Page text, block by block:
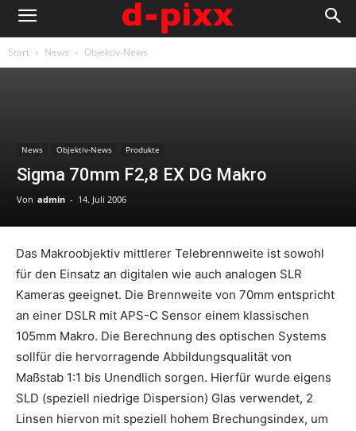
Start News Objektiv-News
News Objektiv-News Produkte
Sigma 70mm F2,8 EX DG Makro
Von admin - 14. Juli 2006
Das Makroobjektiv mittlerer Telebrennweite ist sowohl
für den Einsatz an digitalen wie auch analogen SLR
Kameras geeignet. Die Brennweite von 70mm entspricht
an einer DSLR mit APS-C Sensor einem klassischen
105mm Makro. Die Berechnung des optischen Systems
sollfür die hervorragende Abbildungsqualität von
Maßstab 1:1 bis Unendlich sorgen. Hierfür wurde eigens
SLD (speziell niedrige Dispersion) Glas verwendet, 2
Linsen hiervon mit speziell hohem Brechungsindex, um